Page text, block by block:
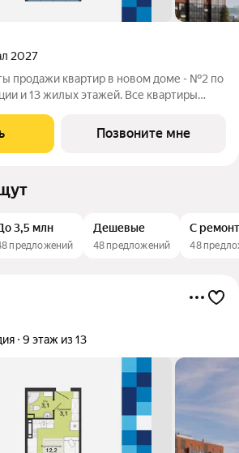
2027
продажи квартир в новом доме - №2 по
и 13 жилых этажей. Все квартиры
двором. В квартирографии,
широкий
Позвоните мне
3,5 млн
предложений
Дешевые
48 предложений
С
48
9 этаж из 13